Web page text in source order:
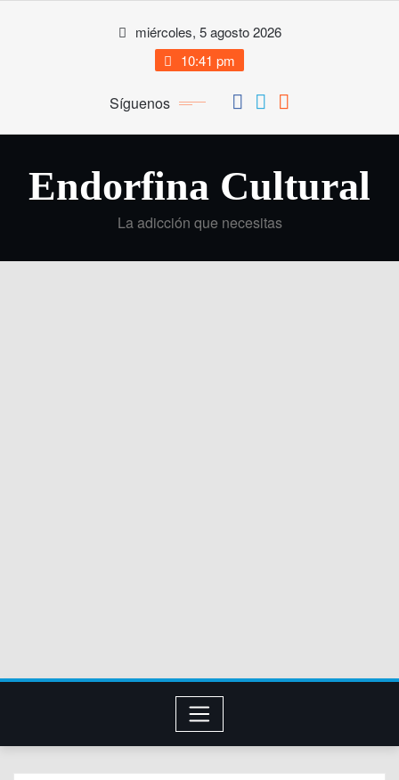
miércoles, 5 agosto 2026
10:41 pm
Síguenos
Endorfina Cultural
La adicción que necesitas